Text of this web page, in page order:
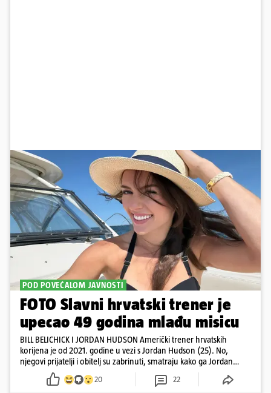
POD POVEĆALOM JAVNOSTI
FOTO Slavni hrvatski trener je
upecao 49 godina mlađu misicu
BILL BELICHICK I JORDAN HUDSON Američki trener hrvatskih
korijena je od 2021. godine u vezi s Jordan Hudson (25). No,
njegovi prijatelji i obitelj su zabrinuti, smatraju kako ga Jordan
kontrolira
20 22